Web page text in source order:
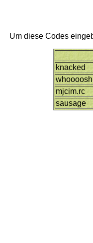
Um diese Codes
knacked
whoooosh
mjcim.rc
sausage